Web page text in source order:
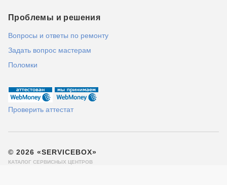
Проблемы и решения
Вопросы и ответы по ремонту
Задать вопрос мастерам
Поломки
Проверить аттестат
© 2026 «SERVICEBOX»
КАТАЛОГ СЕРВИСНЫХ ЦЕНТРОВ